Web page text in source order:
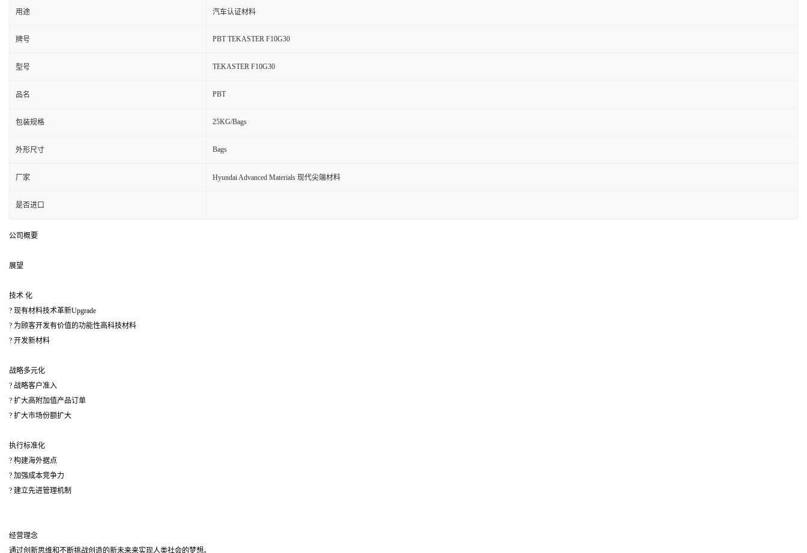
用途 汽车认证材料
牌号 PBT TEKASTER F10G30
型号 TEKASTER F10G30
品名 PBT
包装规格 25KG/Bags
外形尺寸 Bags
厂家 Hyundai Advanced Materials 现代尖端材料
是否进口
公司概要
展望
技术 化
? 现有材料技术革新Upgrade
? 为顾客开发有价值的功能性高科技材料
? 开发新材料
战略多元化
? 战略客户准入
? 扩大高附加值产品订单
? 扩大市场份额扩大
执行标准化
? 构建海外据点
? 加强成本竞争力
? 建立先进管理机制
经营理念
通过创新思维和不断挑战创造的新未来来实现人类社会的梦想。